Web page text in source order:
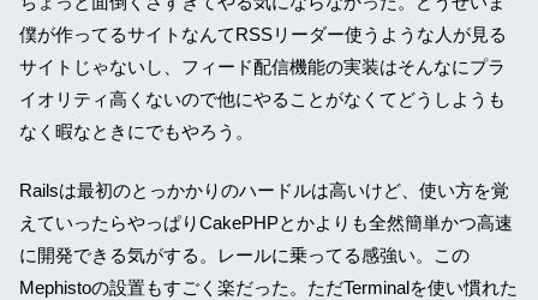
僕が作ってるサイトなんてRSSリーダー使うような人が見る
サイトじゃないし、フィード配信機能の実装はそんなにプラ
イオリティ高くないので他にやることがなくてどうしようも
なく暇なときにでもやろう。
Railsは最初のとっかかりのハードルは高いけど、使い方を覚
えていったらやっぱりCakePHPとかよりも全然簡単かつ高速
に開発できる気がする。レールに乗ってる感強い。この
Mephistoの設置もすごく楽だった。ただTerminalを使い慣れた